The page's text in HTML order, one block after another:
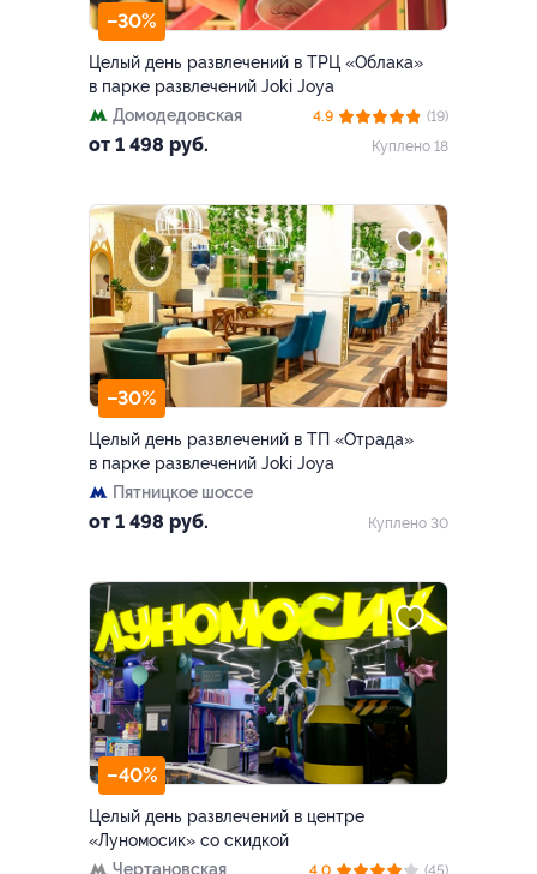
–30%
Целый день развлечений в ТРЦ «Облака»
в парке развлечений Joki Joya
Домодедовская
от 1 498 руб.
4.9
(19)
Куплено 18
–30%
Целый день развлечений в ТП «Отрада»
в парке развлечений Joki Joya
Пятницкое шоссе
от 1 498 руб. Куплено 30
–40%
Целый день развлечений в центре
«Луномосик» со скидкой
Чертановская
4.0 (45)